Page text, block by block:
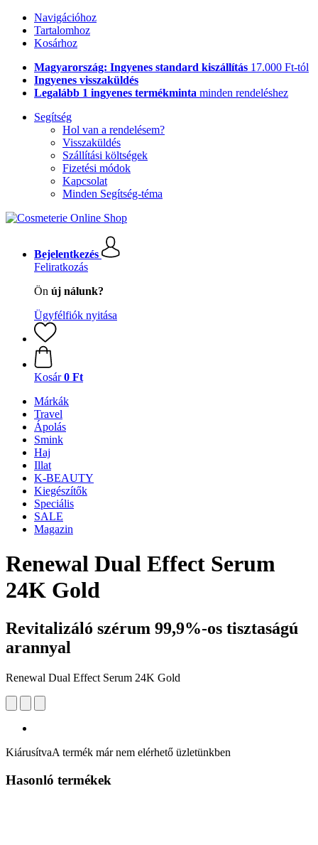
Navigációhoz
Tartalomhoz
Kosárhoz
Magyarország: Ingyenes standard kiszállítás 17.000 Ft-tól
Ingyenes visszaküldés
Legalább 1 ingyenes termékminta minden rendeléshez
Segítség
Hol van a rendelésem?
Visszaküldés
Szállítási költségek
Fizetési módok
Kapcsolat
Minden Segítség-téma
Bejelentkezés
Feliratkozás
Ön új nálunk?
Ügyfélfiók nyitása
Kosár 0 Ft
Márkák
Travel
Ápolás
Smink
Haj
Illat
K-BEAUTY
Kiegészítők
Speciális
SALE
Magazin
Renewal Dual Effect Serum
24K Gold
Revitalizáló szérum 99,9%-os tisztaságú
arannyal
Renewal Dual Effect Serum 24K Gold
KiárusítvaA termék már nem elérhető üzletünkben
Hasonló termékek